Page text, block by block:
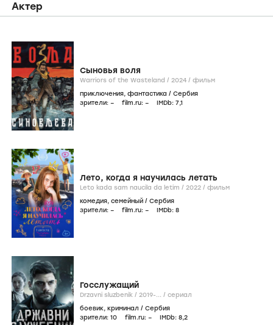
Актер
Сыновья воля
Warriors of the Wasteland / 2024 / фильм
приключения, фантастика / Сербия
зрители: – film.ru: – IMDb: 7,1
Лето, когда я научилась летать
Leto kada sam naucila da letim / 2022 / фильм
комедия, семейный / Сербия
зрители: – film.ru: – IMDb: 8
Госслужащий
Drzavni sluzbenik / 2019-... / сериал
боевик, криминал / Сербия
зрители: 10 film.ru: – IMDb: 8,2